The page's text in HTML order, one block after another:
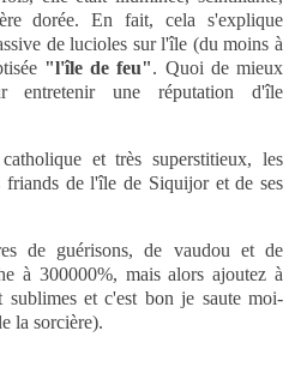
dorée. En fait, cela s'explique
de lucioles sur l'île (du moins à
"l'île de feu". Quoi de mieux
entretenir une réputation d'île
et très superstitieux, les
friands de l'île de Siquijor et de ses
de guérisons, de vaudou et de
à 300000%, mais alors ajoutez à
sublimes et c'est bon je saute moi-
la sorcière).